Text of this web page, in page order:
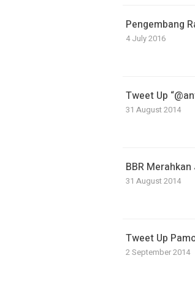
Pengembang
4 July 2016
Tweet Up
31 August 2014
BBR
31 August 2014
Tweet Up
2 September 2014